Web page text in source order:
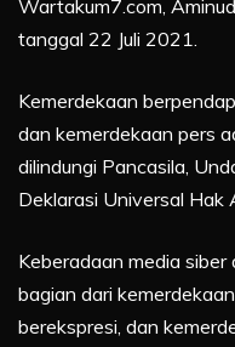
Wartakum7.com,
tanggal 22 Juli 2021.
Kemerdekaan
dan kemerdekaan pers
dilindungi Pancasila,
Deklarasi Universal Hak
Keberadaan media siber
bagian dari
berekspresi, dan